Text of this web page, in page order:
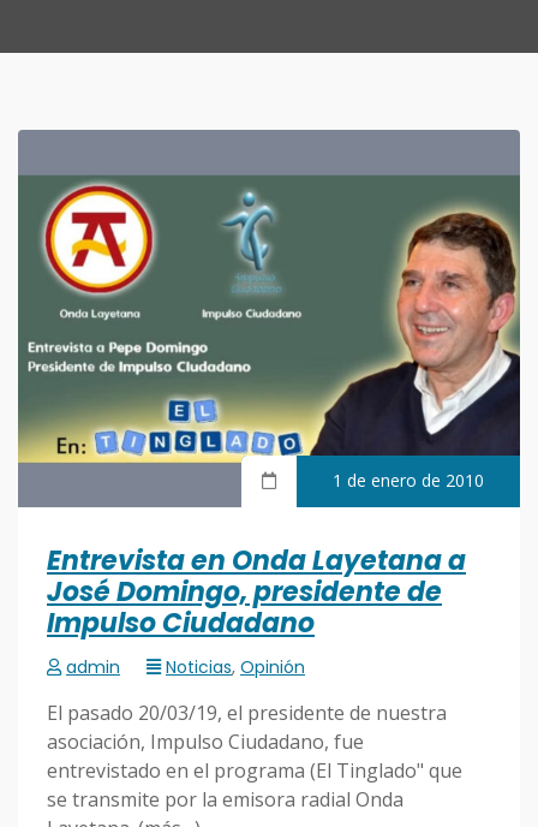
1 de enero de 2010
Entrevista en Onda Layetana a
José Domingo, presidente de
Impulso Ciudadano
admin Noticias, Opinión
El pasado 20/03/19, el presidente de nuestra
asociación, Impulso Ciudadano, fue
entrevistado en el programa (El Tinglado" que
se transmite por la emisora radial Onda